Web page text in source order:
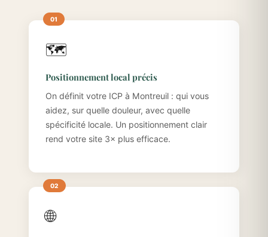
🗺️
Positionnement local précis
On définit votre ICP à Montreuil : qui vous
aidez, sur quelle douleur, avec quelle
spécificité locale. Un positionnement clair
rend votre site 3× plus efficace.
🌐